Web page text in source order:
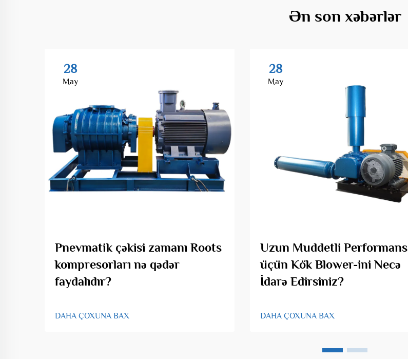
Ən son xəbərlər
28
May
Pnevmatik çəkisi zamanı Roots
kompresorları nə qədər
faydalıdır?
DAHA ÇOXUNA BAX
28
May
Uzun Muddetli Performans
üçün Kök Blower-ini Necə
İdarə Edirsiniz?
DAHA ÇOXUNA BAX